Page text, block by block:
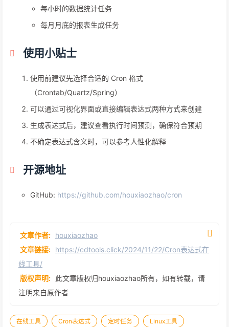
每小时的数据统计任务
每月月底的报表生成任务
使用小贴士
使用前建议先选择合适的 Cron 格式
（Crontab/Quartz/Spring）
可以通过可视化界面或直接编辑表达式两种方式来创建
生成表达式后，建议查看执行时间预测，确保符合预期
不确定表达式含义时，可以参考人性化解释
开源地址
GitHub: https://github.com/houxiaozhao/cron
文章作者: houxiaozhao
文章链接: https://cdtools.click/2024/11/22/Cron表达式在
线工具/
版权声明: 此文章版权归houxiaozhao所有，如有转载，请
注明来自原作者
在线工具 Cron表达式 定时任务 Linux工具